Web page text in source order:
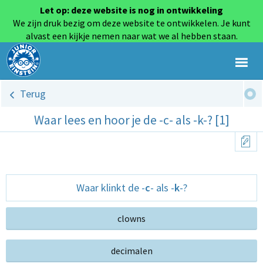
Let op: deze website is nog in ontwikkeling
We zijn druk bezig om deze website te ontwikkelen. Je kunt
alvast een kijkje nemen naar wat we al hebben staan.
Terug
Waar lees en hoor je de -c- als -k-? [1]
Waar klinkt de -c- als -k-?
clowns
decimalen